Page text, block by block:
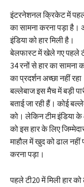
इंटरनेशनल क्रिकेट में
का सामना करना पड़ा है।
इंडिया को हार मिली है।
बेलफास्ट में खेले गए पहले
34 रनों से हार का सामना
का प्रदर्शन अच्छा नहीं
बल्लेबाज इस मैच में बड़ी
बताई जा रही हैं। कोई
को। लेकिन टीम इंडिया
को इस हार के लिए
माहौल में खुद को ढाल नहीं
करना पड़ा।
पहले टी20 में मिली हार